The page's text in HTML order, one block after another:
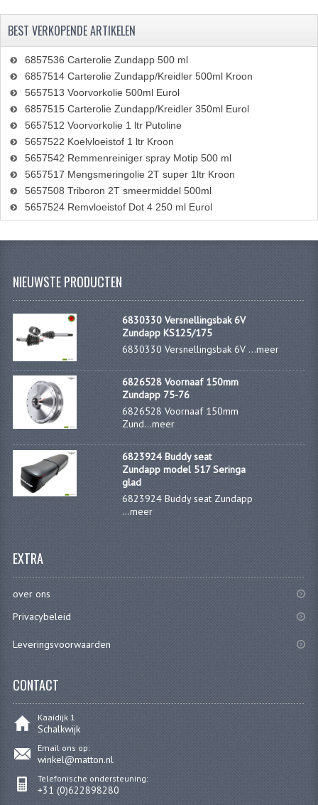
BEST VERKOPENDE ARTIKELEN
6857536 Carterolie Zundapp 500 ml
6857514 Carterolie Zundapp/Kreidler 500ml Kroon
5657513 Voorvorkolie 500ml Eurol
6857515 Carterolie Zundapp/Kreidler 350ml Eurol
5657512 Voorvorkolie 1 ltr Putoline
5657522 Koelvloeistof 1 ltr Kroon
5657542 Remmenreiniger spray Motip 500 ml
5657517 Mengsmeringolie 2T super 1ltr Kroon
5657508 Triboron 2T smeermiddel 500ml
5657524 Remvloeistof Dot 4 250 ml Eurol
NIEUWSTE PRODUCTEN
6830330 Versnellingsbak 6V
Zundapp KS125/175
6830330 Versnellingsbak 6V ...meer
6826528 Voornaaf 150mm
Zundapp 75-76
6826528 Voornaaf 150mm
Zund...meer
6823924 Buddy seat
Zundapp model 517 Seringa
glad
6823924 Buddy seat Zundapp
...meer
EXTRA
over ons
Privacybeleid
Leveringsvoorwaarden
CONTACT
Kaaidijk 1
Schalkwijk
Email ons op:
winkel@matton.nl
Telefonische ondersteuning:
+31 (0)622898280